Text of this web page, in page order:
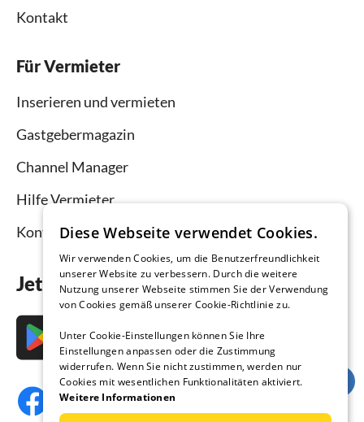
Kontakt
Für Vermieter
Inserieren und vermieten
Gastgebermagazin
Channel Manager
Hilfe Vermieter
Kontakt
Jetzt die App downloaden
Diese Webseite verwendet Cookies.
Wir verwenden Cookies, um die Benutzerfreundlichkeit
unserer Website zu verbessern. Durch die weitere
Nutzung unserer Webseite stimmen Sie der Verwendung
von Cookies gemäß unserer Cookie-Richtlinie zu.
Unter Cookie-Einstellungen können Sie Ihre
Einstellungen anpassen oder die Zustimmung
widerrufen. Wenn Sie nicht zustimmen, werden nur
Cookies mit wesentlichen Funktionalitäten aktiviert.
Weitere Informationen